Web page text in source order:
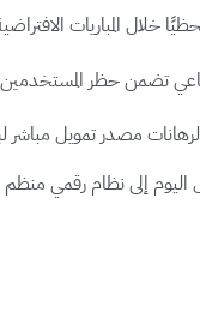
خلال المباريات
تضمن حظر
مصدر تمويل مباشر
اليوم إلى نظام رقمي